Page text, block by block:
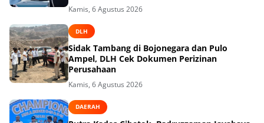
Kamis, 6 Agustus 2026
DLH
Sidak Tambang di Bojonegara dan Pulo
Ampel, DLH Cek Dokumen Perizinan
Perusahaan
Kamis, 6 Agustus 2026
DAERAH